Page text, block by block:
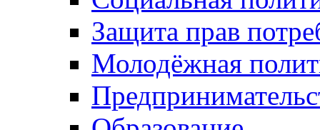
Защита прав
Молодёжная